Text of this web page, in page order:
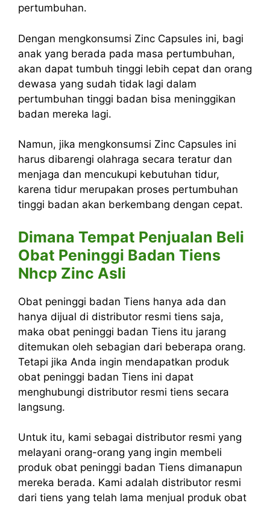
pertumbuhan.
Dengan mengkonsumsi Zinc Capsules ini, bagi
anak yang berada pada masa pertumbuhan,
akan dapat tumbuh tinggi lebih cepat dan orang
dewasa yang sudah tidak lagi dalam
pertumbuhan tinggi badan bisa meninggikan
badan mereka lagi.
Namun, jika mengkonsumsi Zinc Capsules ini
harus dibarengi olahraga secara teratur dan
menjaga dan mencukupi kebutuhan tidur,
karena tidur merupakan proses pertumbuhan
tinggi badan akan berkembang dengan cepat.
Dimana Tempat Penjualan Beli
Obat Peninggi Badan Tiens
Nhcp Zinc Asli
Obat peninggi badan Tiens hanya ada dan
hanya dijual di distributor resmi tiens saja,
maka obat peninggi badan Tiens itu jarang
ditemukan oleh sebagian dari beberapa orang.
Tetapi jika Anda ingin mendapatkan produk
obat peninggi badan Tiens ini dapat
menghubungi distributor resmi tiens secara
langsung.
Untuk itu, kami sebagai distributor resmi yang
melayani orang-orang yang ingin membeli
produk obat peninggi badan Tiens dimanapun
mereka berada. Kami adalah distributor resmi
dari tiens yang telah lama menjual produk obat